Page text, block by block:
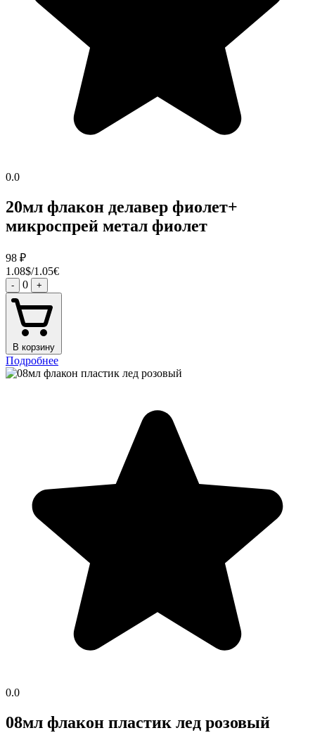
0.0
20мл флакон делавер фиолет+
микроспрей метал фиолет
98 ₽
1.08$/1.05€
- 0 +
В корзину
Подробнее
0.0
08мл флакон пластик лед розовый